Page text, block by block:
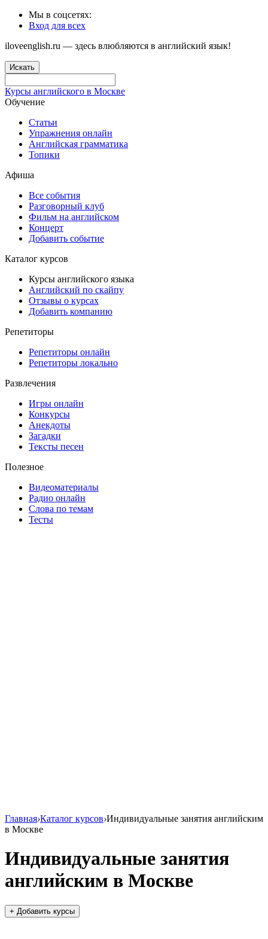
Мы в соцсетях:
Вход для всех
iloveenglish.ru — здесь влюбляются в английский язык!
Искать
Курсы английского в Москве
Обучение
Статьи
Упражнения онлайн
Английская грамматика
Топики
Афиша
Все события
Разговорный клуб
Фильм на английском
Концерт
Добавить событие
Каталог курсов
Курсы английского языка
Английский по скайпу
Отзывы о курсах
Добавить компанию
Репетиторы
Репетиторы онлайн
Репетиторы локально
Развлечения
Игры онлайн
Конкурсы
Анекдоты
Загадки
Тексты песен
Полезное
Видеоматериалы
Радио онлайн
Слова по темам
Тесты
Главная›Каталог курсов›Индивидуальные занятия английским
в Москве
Индивидуальные занятия
английским в Москве
+ Добавить курсы